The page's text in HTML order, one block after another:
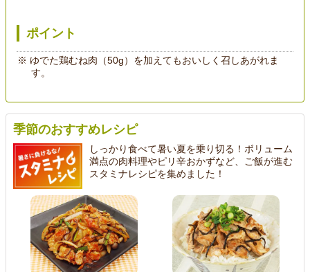
ポイント
ゆでた鶏むね肉（50g）を加えてもおいしく召しあがれま
す。
季節のおすすめレシピ
しっかり食べて暑い夏を乗り切る！ボリューム
満点の肉料理やピリ辛おかずなど、ご飯が進む
スタミナレシピを集めました！